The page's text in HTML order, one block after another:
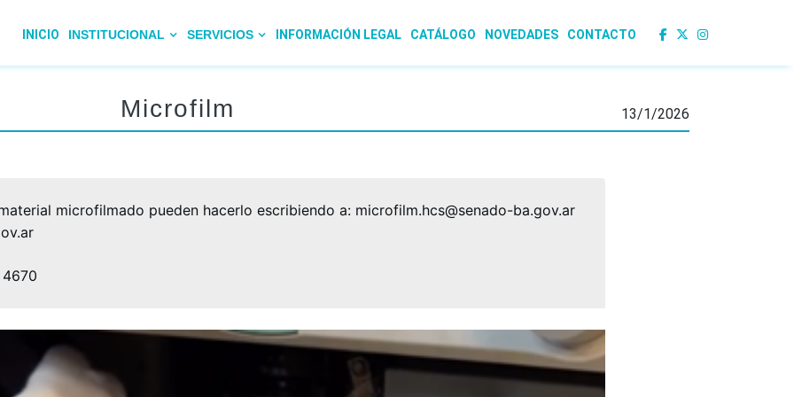
INICIO INSTITUCIONAL SERVICIOS INFORMACIÓN LEGAL CATÁLOGO NOVEDADES CONTACTO
Microfilm 13/1/2026
microfilmado pueden hacerlo escribiendo a: microfilm.hcs@senado-ba.gov.ar